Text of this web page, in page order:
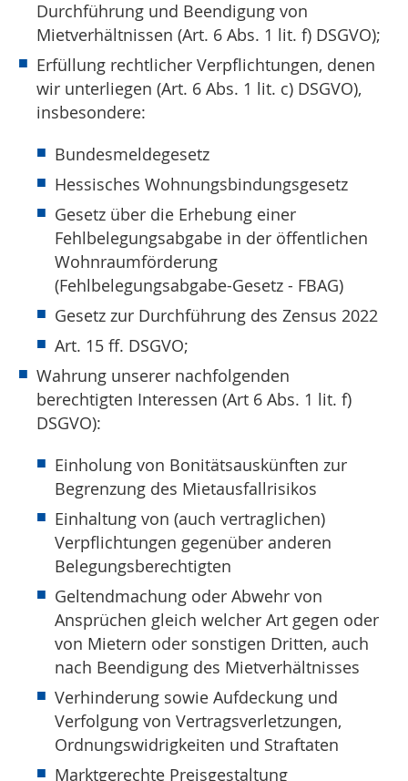
Durchführung und Beendigung von
Mietverhältnissen (Art. 6 Abs. 1 lit. f) DSGVO);
Erfüllung rechtlicher Verpflichtungen, denen
wir unterliegen (Art. 6 Abs. 1 lit. c) DSGVO),
insbesondere:
Bundesmeldegesetz
Hessisches Wohnungsbindungsgesetz
Gesetz über die Erhebung einer
Fehlbelegungsabgabe in der öffentlichen
Wohnraumförderung
(Fehlbelegungsabgabe-Gesetz - FBAG)
Gesetz zur Durchführung des Zensus 2022
Art. 15 ff. DSGVO;
Wahrung unserer nachfolgenden
berechtigten Interessen (Art 6 Abs. 1 lit. f)
DSGVO):
Einholung von Bonitätsauskünften zur
Begrenzung des Mietausfallrisikos
Einhaltung von (auch vertraglichen)
Verpflichtungen gegenüber anderen
Belegungsberechtigten
Geltendmachung oder Abwehr von
Ansprüchen gleich welcher Art gegen oder
von Mietern oder sonstigen Dritten, auch
nach Beendigung des Mietverhältnisses
Verhinderung sowie Aufdeckung und
Verfolgung von Vertragsverletzungen,
Ordnungswidrigkeiten und Straftaten
Marktgerechte Preisgestaltung